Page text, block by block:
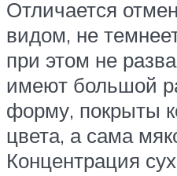
Отличается
видом, не
при этом не
имеют большой
форму, покрыты
цвета, а сама
Концентрация